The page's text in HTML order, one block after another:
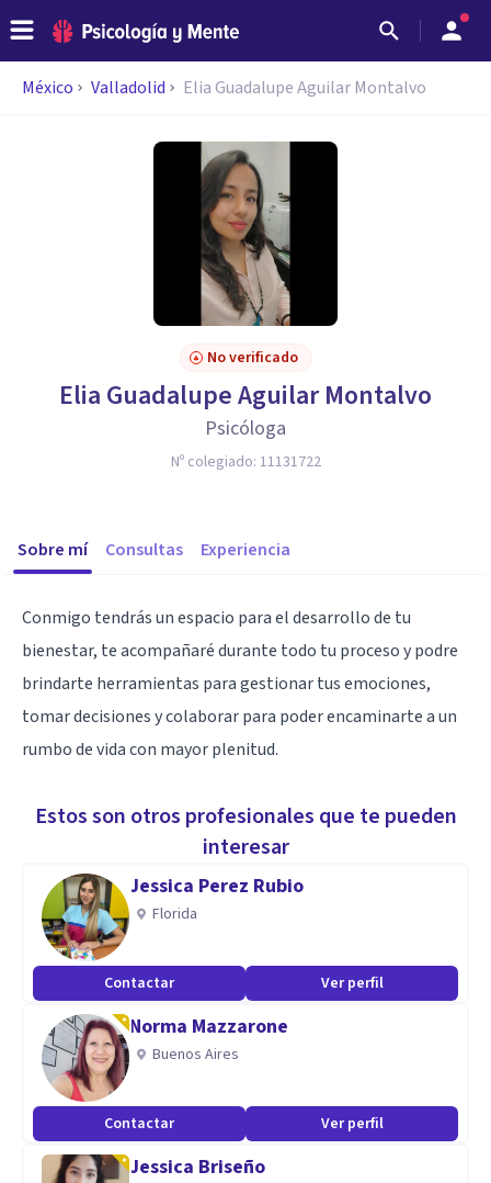
México Valladolid Elia Guadalupe Aguilar Montalvo
No verificado
Elia Guadalupe Aguilar Montalvo
Psicóloga
Nº colegiado: 11131722
Sobre mí Consultas Experiencia
Conmigo tendrás un espacio para el desarrollo de tu
bienestar, te acompañaré durante todo tu proceso y podre
brindarte herramientas para gestionar tus emociones,
tomar decisiones y colaborar para poder encaminarte a un
rumbo de vida con mayor plenitud.
Estos son otros profesionales que te pueden
interesar
Jessica Perez Rubio
Florida
Contactar Ver perfil
Norma Mazzarone
Buenos Aires
Contactar Ver perfil
Jessica Briseño